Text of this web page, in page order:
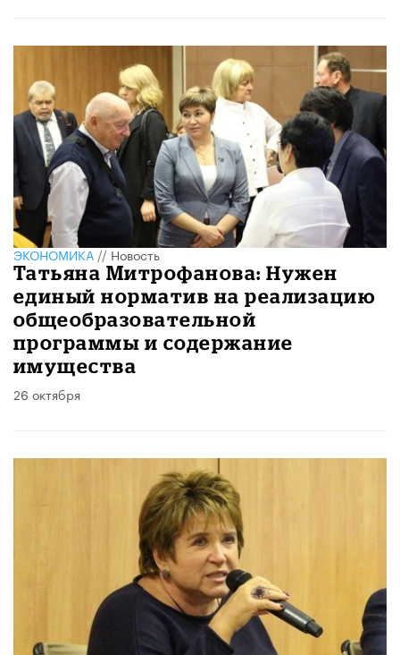
ЭКОНОМИКА//Новость
Татьяна Митрофанова: Нужен
единый норматив на реализацию
общеобразовательной
программы и содержание
имущества
26 октября